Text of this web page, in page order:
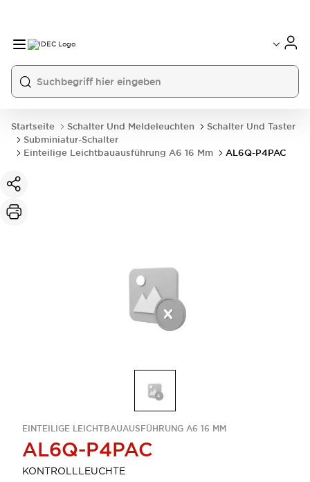
Startseite Schalter Und Meldeleuchten
Schalter Und Taster
Subminiatur-Schalter
Einteilige Leichtbauausführung A6 16 Mm
AL6Q-P4PAC
EINTEILIGE LEICHTBAUAUSFÜHRUNG A6 16 MM
AL6Q-P4PAC
KONTROLLLEUCHTE